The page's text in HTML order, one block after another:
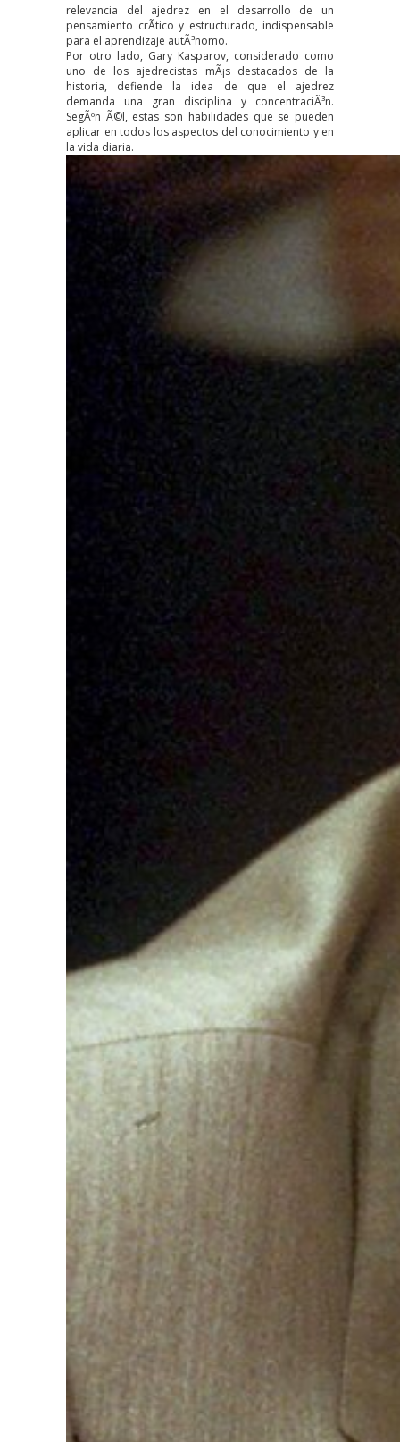
relevancia del ajedrez en el desarrollo de un
pensamiento crÃ­tico y estructurado, indispensable
para el aprendizaje autÃ³nomo.
Por otro lado, Gary Kasparov, considerado como
uno de los ajedrecistas mÃ¡s destacados de la
historia, defiende la idea de que el ajedrez
demanda una gran disciplina y concentraciÃ³n.
SegÃºn Ã©l, estas son habilidades que se pueden
aplicar en todos los aspectos del conocimiento y en
la vida diaria.